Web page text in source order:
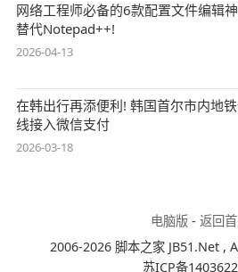
网络工程师必备的6款配置文件编辑
替代Notepad++!
2026-04-13
在韩出行再添便利! 韩国首尔市内地
线接入微信支付
2026-03-18
电脑版- 返回
2006-2026 脚本之家 JB51.Net ,
苏ICP备